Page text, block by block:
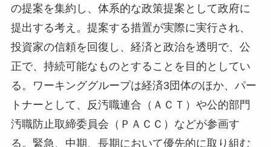
の提案を集約し、体系的な政策提案として政府に
提出する考え。提案する措置が実際に実行され、
投資家の信頼を回復し、経済と政治を透明で、公
正で、持続可能なものとすることを目的としてい
る。ワーキンググループは経済3団体のほか、パー
トナーとして、反汚職連合（ＡＣＴ）や公的部門
汚職防止取締委員会（ＰＡＣＣ）などが参画す
る。緊急、中期、長期において優先的に取り組む